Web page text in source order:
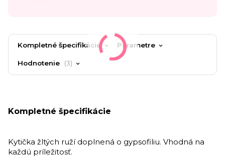
Kompletné špecifikácie Parametre
Hodnotenie 3
Kompletné špecifikácie
Kytička žltých ruží doplnená o gypsofiliu. Vhodná na
každú príležitosť.